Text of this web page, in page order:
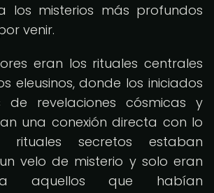
los misterios más profundos
venir.
eran los rituales centrales
eleusinos, donde los iniciados
de revelaciones cósmicas y
una conexión directa con lo
rituales secretos estaban
velo de misterio y solo eran
a aquellos que habían